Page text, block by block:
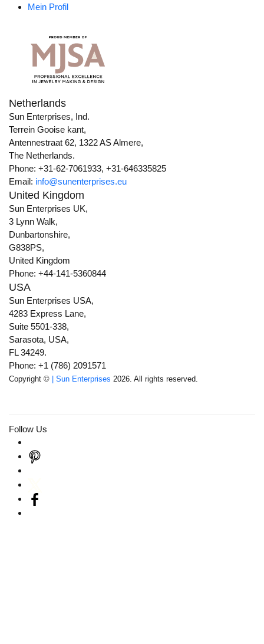
Mein Profil
Netherlands
Sun Enterprises, Ind.
Terrein Gooise kant,
Antennestraat 62, 1322 AS Almere,
The Netherlands.
Phone: +31-62-7061933, +31-646335825
Email: info@sunenterprises.eu
United Kingdom
Sun Enterprises UK,
3 Lynn Walk,
Dunbartonshire,
G838PS,
United Kingdom
Phone: +44-141-5360844
USA
Sun Enterprises USA,
4283 Express Lane,
Suite 5501-338,
Sarasota, USA,
FL 34249.
Phone: +1 (786) 2091571
Copyright © | Sun Enterprises 2026. All rights reserved.
Follow Us